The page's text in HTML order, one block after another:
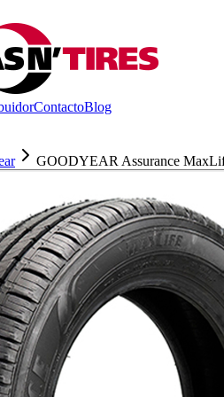
ContactoBlog
GOODYEAR Assurance